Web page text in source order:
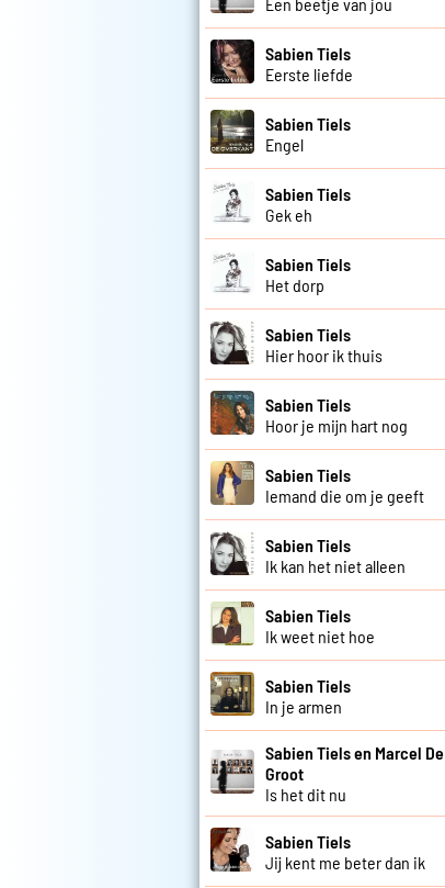
Sabien Tiels
Eerste liefde
Sabien Tiels
Engel
Sabien Tiels
Gek eh
Sabien Tiels
Het dorp
Sabien Tiels
Hier hoor ik thuis
Sabien Tiels
Hoor je mijn hart nog
Sabien Tiels
Iemand die om je geeft
Sabien Tiels
Ik kan het niet alleen
Sabien Tiels
Ik weet niet hoe
Sabien Tiels
In je armen
Sabien Tiels en Marcel De
Groot
Is het dit nu
Sabien Tiels
Jij kent me beter dan ik